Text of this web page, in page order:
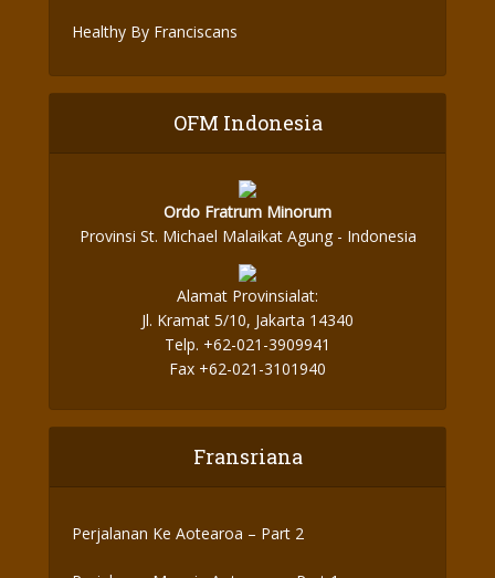
Healthy By Franciscans
OFM Indonesia
Ordo Fratrum Minorum
Provinsi St. Michael Malaikat Agung - Indonesia
Alamat Provinsialat:
Jl. Kramat 5/10, Jakarta 14340
Telp. +62-021-3909941
Fax +62-021-3101940
Fransriana
Perjalanan Ke Aotearoa – Part 2